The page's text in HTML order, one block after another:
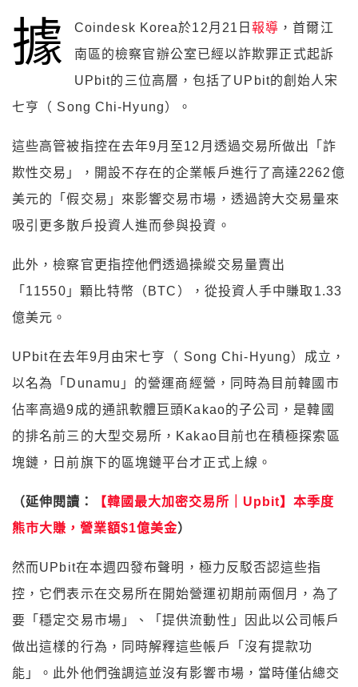
據 Coindesk Korea於12月21日報導 ，首爾江
南區的檢察官辦公室已經以詐欺罪正式起訴
UPbit的三位高層，包括了UPbit的創始人宋
七亨（ Song Chi-Hyung）。
這些高管被指控在去年9月至12月透過交易所做出「詐
欺性交易」，開設不存在的企業帳戶進行了高達2262億
美元的「假交易」來影響交易市場，透過誇大交易量來
吸引更多散戶投資人進而參與投資。
此外，檢察官更指控他們透過操縱交易量賣出
「11550」顆比特幣（BTC），從投資人手中賺取1.33
億美元。
UPbit在去年9月由宋七亨（ Song Chi-Hyung）成立，
以名為「Dunamu」的營運商經營，同時為目前韓國市
佔率高過9成的通訊軟體巨頭Kakao的子公司，是韓國
的排名前三的大型交易所，Kakao目前也在積極探索區
塊鏈，日前旗下的區塊鏈平台才正式上線。
（延伸閱讀：
【韓國最大加密交易所｜Upbit】本季度
熊市大賺，營業額$1億美金）
然而UPbit在本週四發布聲明，極力反駁否認這些指
控，它們表示在交易所在開始營運初期前兩個月，為了
要「穩定交易市場」、「提供流動性」因此以公司帳戶
做出這樣的行為，同時解釋這些帳戶「沒有提款功
能」。此外他們強調這並沒有影響市場，當時僅佔總交